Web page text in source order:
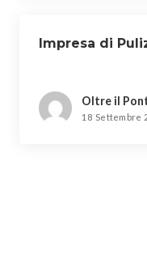
Impresa di
Oltre il
18 Settembre